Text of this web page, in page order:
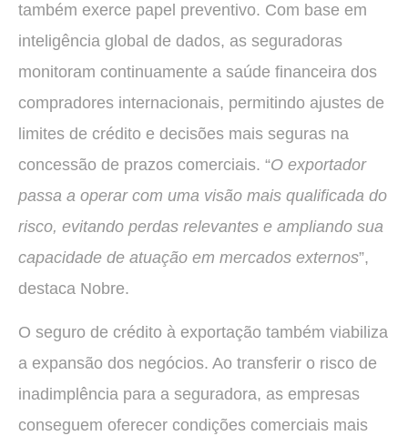
também exerce papel preventivo. Com base em
inteligência global de dados, as seguradoras
monitoram continuamente a saúde financeira dos
compradores internacionais, permitindo ajustes de
limites de crédito e decisões mais seguras na
concessão de prazos comerciais. “O exportador
passa a operar com uma visão mais qualificada do
risco, evitando perdas relevantes e ampliando sua
capacidade de atuação em mercados externos”,
destaca Nobre.
O seguro de crédito à exportação também viabiliza
a expansão dos negócios. Ao transferir o risco de
inadimplência para a seguradora, as empresas
conseguem oferecer condições comerciais mais